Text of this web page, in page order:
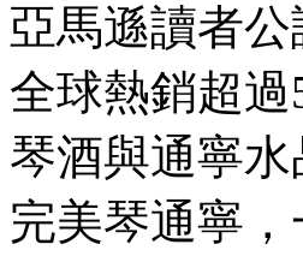
亞馬遜讀者
全球熱銷超
琴酒與通寧
完美琴通寧